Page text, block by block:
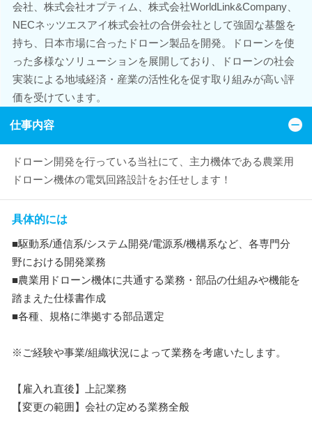
会社、株式会社オプティム、株式会社WorldLink&Company、
NECネッツエスアイ株式会社の合併会社として強固な基盤を
持ち、日本市場に合ったドローン製品を開発。ドローンを使
った多様なソリューションを展開しており、ドローンの社会
実装による地域経済・産業の活性化を促す取り組みが高い評
価を受けています。
仕事内容
ドローン開発を行っている当社にて、主力機体である農業用
ドローン機体の電気回路設計をお任せします！
具体的には
■駆動系/通信系/システム開発/電源系/機構系など、各専門分
野における開発業務
■農業用ドローン機体に共通する業務・部品の仕組みや機能を
踏まえた仕様書作成
■各種、規格に準拠する部品選定
※ご経験や事業/組織状況によって業務を考慮いたします。
【雇入れ直後】上記業務
【変更の範囲】会社の定める業務全般